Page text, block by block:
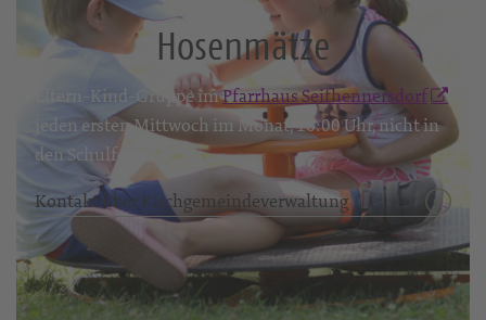
Hosenmätze
Eltern-Kind-Gruppe imPfarrhaus Seifhennersdorf
jeden ersten Mittwoch im Monat, 16:00 Uhr, nicht in
den Schulferien.
Kontakt über Kirchgemeindeverwaltung